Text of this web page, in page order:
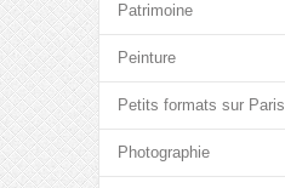
Patrimoine
Peinture
Petits formats sur Paris
Photographie